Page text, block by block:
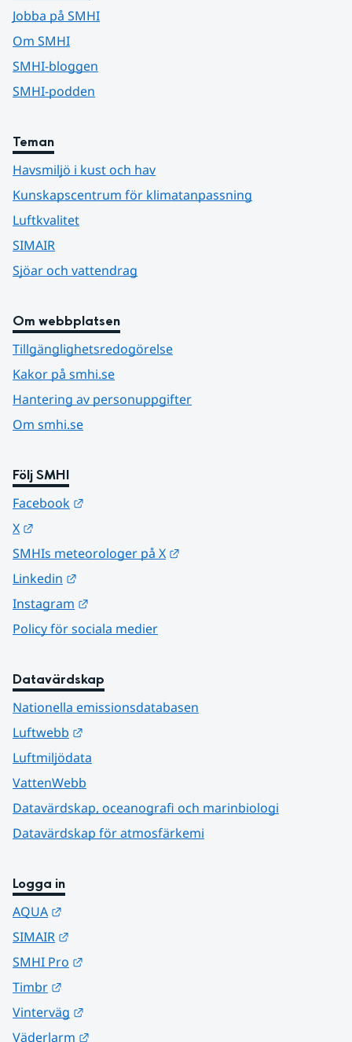
Jobba på SMHI
Om SMHI
SMHI-bloggen
SMHI-podden
Teman
Havsmiljö i kust och hav
Kunskapscentrum för klimatanpassning
Luftkvalitet
SIMAIR
Sjöar och vattendrag
Om webbplatsen
Tillgänglighetsredogörelse
Kakor på smhi.se
Hantering av personuppgifter
Om smhi.se
Följ SMHI
Facebook
X
SMHIs meteorologer på X
Linkedin
Instagram
Policy för sociala medier
Datavärdskap
Nationella emissionsdatabasen
Luftwebb
Luftmiljödata
VattenWebb
Datavärdskap, oceanografi och marinbiologi
Datavärdskap för atmosfärkemi
Logga in
AQUA
SIMAIR
SMHI Pro
Timbr
Vinterväg
Väderlarm